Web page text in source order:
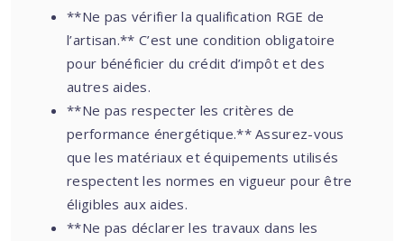
**Ne pas vérifier la qualification RGE de
l’artisan.** C’est une condition obligatoire
pour bénéficier du crédit d’impôt et des
autres aides.
**Ne pas respecter les critères de
performance énergétique.** Assurez-vous
que les matériaux et équipements utilisés
respectent les normes en vigueur pour être
éligibles aux aides.
**Ne pas déclarer les travaux dans les